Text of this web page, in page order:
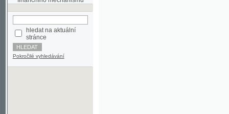
hledat na aktuální
stránce
Pokročilé vyhledávání